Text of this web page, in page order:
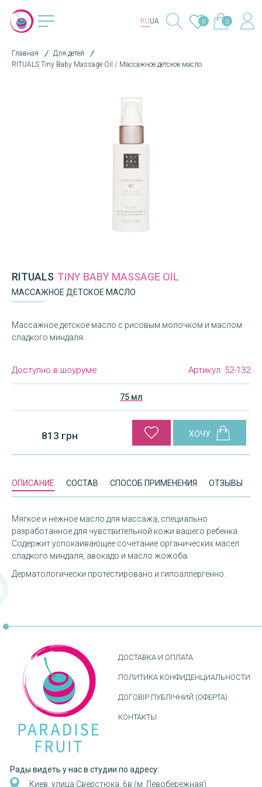
RUUA 0 0
Главная
Для детей
RITUALS Tiny Baby Massage Oil / Массажное детское масло
RITUALS TINY BABY MASSAGE OIL
МАССАЖНОЕ ДЕТСКОЕ МАСЛО
Массажное детское масло с рисовым молочком и маслом
сладкого миндаля.
Доступно в шоуруме Артикул: 52-132
75 мл
813 грн
ОПИСАНИЕ СОСТАВ СПОСОБ ПРИМЕНЕНИЯ ОТЗЫВЫ
Мягкое и нежное масло для массажа, специально
разработанное для чувствительной кожи вашего ребенка.
Содержит успокаивающее сочетание органических масел
сладкого миндаля, авокадо и масло жожоба.
Дерматологически протестировано и гипоаллергенно.
ДОСТАВКА И ОПЛАТА
ПОЛИТИКА КОНФИДЕНЦИАЛЬНОСТИ
ДОГОВІР ПУБЛІЧНИЙ (ОФЕРТА)
КОНТАКТЫ
Рады видеть у нас в студии по адресу:
Киев, улица Сверстюка, 6в (м. Левобережная)